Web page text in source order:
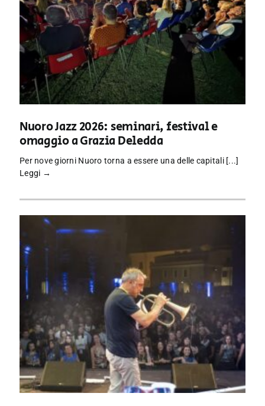
Nuoro Jazz 2026: seminari, festival e
omaggio a Grazia Deledda
Per nove giorni Nuoro torna a essere una delle capitali [...]
Leggi →